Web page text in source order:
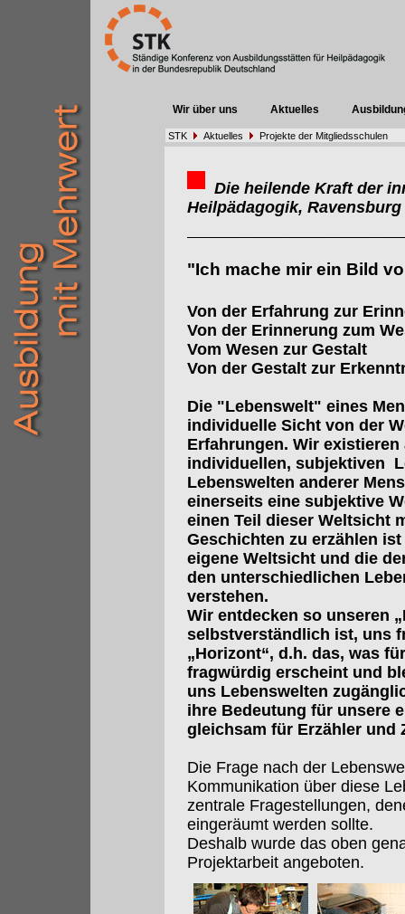
Wir über uns Aktuelles
STK Aktuelles Projekte der Mitgliedsschulen
Die heilende Kraft der
Heilpädagogik, Ravensburg
"Ich mache mir ein Bild
Von der Erfahrung zur
Von der Erinnerung zum
Vom Wesen zur Gestalt
Von der Gestalt zur
Die "Lebenswelt" eines
individuelle Sicht von der
Erfahrungen. Wir
individuellen, subjektiven
Lebenswelten anderer
einerseits eine subjektive
einen Teil dieser Weltsicht
Geschichten zu erzählen
eigene Weltsicht und die
den unterschiedlichen
verstehen.
Wir entdecken so unseren
selbstverständlich ist, uns
„Horizont“, d.h. das, was
fragwürdig erscheint und
uns Lebenswelten
ihre Bedeutung für unsere
gleichsam für Erzähler und
Die Frage nach der
Kommunikation über diese
zentrale Fragestellungen,
eingeräumt werden sollte.
Deshalb wurde das oben
Projektarbeit angeboten.